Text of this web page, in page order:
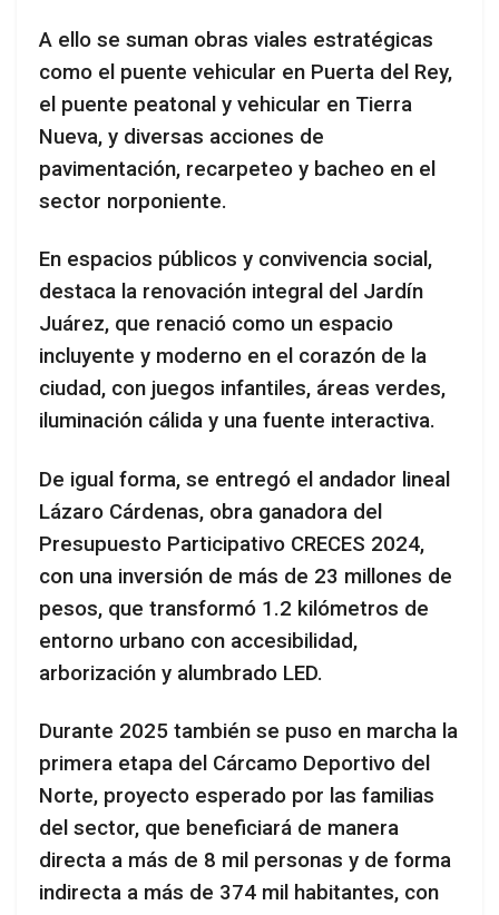
A ello se suman obras viales estratégicas
como el puente vehicular en Puerta del Rey,
el puente peatonal y vehicular en Tierra
Nueva, y diversas acciones de
pavimentación, recarpeteo y bacheo en el
sector norponiente.
En espacios públicos y convivencia social,
destaca la renovación integral del Jardín
Juárez, que renació como un espacio
incluyente y moderno en el corazón de la
ciudad, con juegos infantiles, áreas verdes,
iluminación cálida y una fuente interactiva.
De igual forma, se entregó el andador lineal
Lázaro Cárdenas, obra ganadora del
Presupuesto Participativo CRECES 2024,
con una inversión de más de 23 millones de
pesos, que transformó 1.2 kilómetros de
entorno urbano con accesibilidad,
arborización y alumbrado LED.
Durante 2025 también se puso en marcha la
primera etapa del Cárcamo Deportivo del
Norte, proyecto esperado por las familias
del sector, que beneficiará de manera
directa a más de 8 mil personas y de forma
indirecta a más de 374 mil habitantes, con